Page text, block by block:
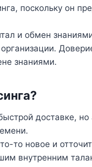
поскольку он
и обмен
знаниями.
доставке, но
то новое и
внутренним